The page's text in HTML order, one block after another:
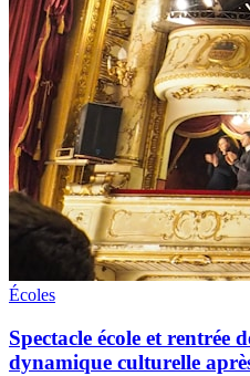
Écoles
Spectacle école et rentrée
dynamique culturelle